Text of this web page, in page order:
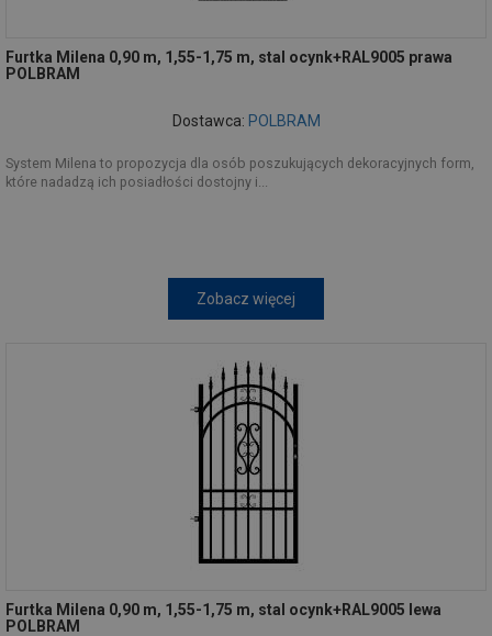
Furtka Milena 0,90 m, 1,55-1,75 m, stal ocynk+RAL9005 prawa
POLBRAM
Dostawca: POLBRAM
System Milena to propozycja dla osób poszukujących dekoracyjnych form,
które nadadzą ich posiadłości dostojny i...
Zobacz więcej
Furtka Milena 0,90 m, 1,55-1,75 m, stal ocynk+RAL9005 lewa
POLBRAM